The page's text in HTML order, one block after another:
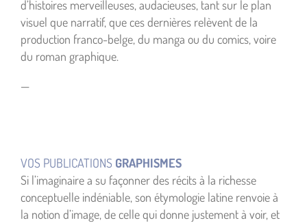
d’histoires merveilleuses, audacieuses, tant sur le plan
visuel que narratif, que ces dernières relèvent de la
production franco-belge, du manga ou du comics, voire
du roman graphique.
—
VOS PUBLICATIONS GRAPHISMES
Si l’imaginaire a su façonner des récits à la richesse
conceptuelle indéniable, son étymologie latine renvoie à
la notion d’image, de celle qui donne justement à voir, et